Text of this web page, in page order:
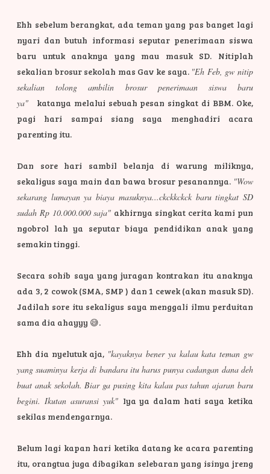
Ehh sebelum berangkat, ada teman yang pas banget lagi
nyari dan butuh informasi seputar penerimaan siswa
baru untuk anaknya yang mau masuk SD. Nitiplah
sekalian brosur sekolah mas Gav ke saya. "Eh Feb, gw nitip
sekalian tolong ambilin brosur penerimaan siswa baru
ya"
katanya melalui sebuah pesan singkat di BBM. Oke,
pagi hari sampai siang saya menghadiri acara
parenting itu.
Dan sore hari sambil belanja di warung miliknya,
sekaligus saya main dan bawa brosur pesanannya. "Wow
sekarang lumayan ya biaya masuknya...ckckkckck baru tingkat SD
sudah Rp 10.000.000 saja" akhirnya singkat cerita kami pun
ngobrol lah ya seputar biaya pendidikan anak yang
semakin tinggi.
Secara sohib saya yang juragan kontrakan itu anaknya
ada 3, 2 cowok (SMA, SMP ) dan 1 cewek (akan masuk SD).
Jadilah sore itu sekaligus saya menggali ilmu perduitan
sama dia ahayyy 😅.
Ehh dia nyelutuk aja, "kayaknya bener ya kalau kata teman gw
yang suaminya kerja di bandara itu harus punya cadangan dana deh
buat anak sekolah. Biar ga pusing kita kalau pas tahun ajaran baru
begini. Ikutan asuransi yuk" Iya ya dalam hati saya ketika
sekilas mendengarnya.
Belum lagi kapan hari ketika datang ke acara parenting
itu, orangtua juga dibagikan selebaran yang isinya jreng